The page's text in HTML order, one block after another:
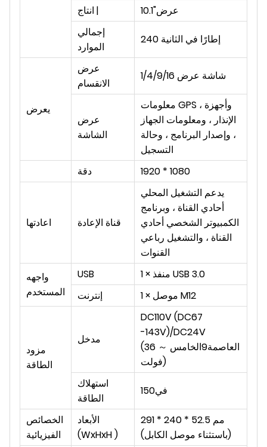
انتاج |
10.1"عرض
إجمالي
الموارد
240 إطارًا في الثانية
يعرض
عرض
الانقسام
1/4/9/16 شاشة عرض
عرض
الشاشة
معلومات GPS ، وأجهزة
الإنذار ، ومعلومات الجهاز
، وإصدار البرنامج ، وحالة
التسجيل
دقة
1920 * 1080
اعادتها قناة الإعادة
يدعم التشغيل المحلي
أحادي القناة ، وبرنامج
الكمبيوتر الشخصي أحادي
القناة ، والتشغيل رباعي
القنوات
واجهه
المستخدم
USB
1 × منفذ USB 3.0
إنترنت
1 × موصل M12
مزود
الطاقة
مدخل
DC110V (DC67
-143V)/DC24V
(
العاصمة9
الخامس ～ 36
فولت)
استهلاك
الطاقة
150في
الخصائص
الفيزيائية
الأبعاد
(WxHxH )
291 * 240 * 52.5 مم
(باستثناء موصل الكابل)